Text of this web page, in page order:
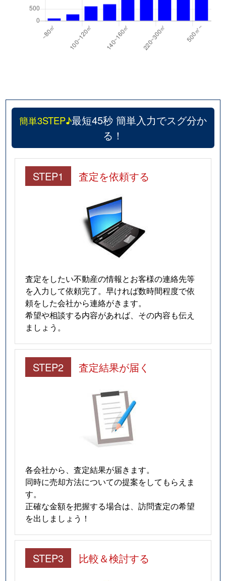
簡単3STEP♪最短45秒 簡単入力でスグ分か
る！
STEP1 査定を依頼する
査定をしたい不動産の情報とお客様の連絡先等
を入力して依頼完了。早ければ数時間程度で依
頼をした会社から連絡がきます。
希望や相談する内容があれば、その内容も伝え
ましょう。
STEP2 査定結果が届く
各会社から、査定結果が届きます。
同時に売却方法についての提案をしてもらえま
す。
正確な金額を把握する場合は、訪問査定の希望
を出しましょう！
STEP3 比較＆検討する